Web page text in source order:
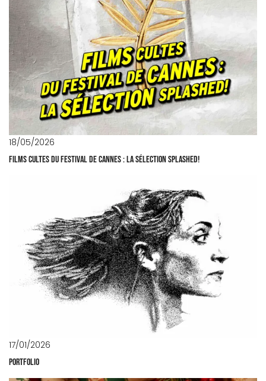
18/05/2026
Films cultes du Festival de Cannes : la sélection Splashed!
17/01/2026
PORTFOLIO